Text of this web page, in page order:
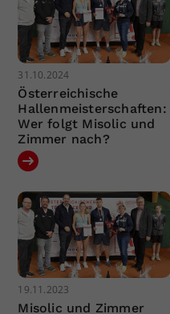
31.10.2024
Österreichische
Hallenmeisterschaften:
Wer folgt Misolic und
Zimmer nach?
19.11.2023
Misolic und Zimmer